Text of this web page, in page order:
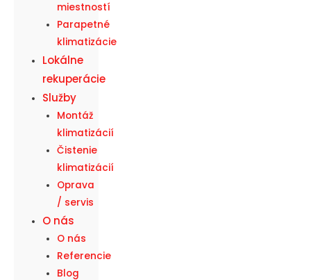
miestností
Parapetné
klimatizácie
Lokálne
rekuperácie
Služby
Montáž
klimatizácií
Čistenie
klimatizácií
Oprava
/ servis
O nás
O nás
Referencie
Blog